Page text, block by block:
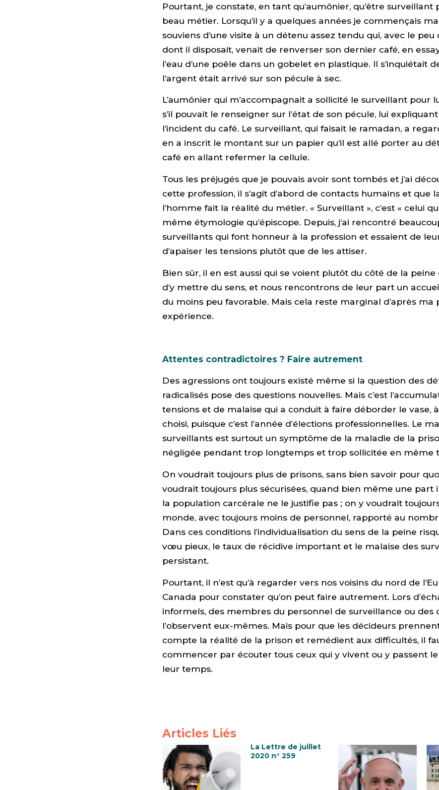
Pourtant, je constate, en tant qu’aumônier, qu’être surveillant
beau métier. Lorsqu’il y a quelques années je commençais
souviens d’une visite à un détenu assez tendu qui, avec le
dont il disposait, venait de renverser son dernier café, en
l’eau d’une poêle dans un gobelet en plastique. Il s’inquiétait
l’argent était arrivé sur son pécule à sec.
L’aumônier qui m’accompagnait a sollicité le surveillant pour
s’il pouvait le renseigner sur l’état de son pécule, lui
l’incident du café. Le surveillant, qui faisait le ramadan, a
en a inscrit le montant sur un papier qu’il est allé porter au
café en allant refermer la cellule.
Tous les préjugés que je pouvais avoir sont tombés et j’ai
cette profession, il s’agit d’abord de contacts humains et que
l’homme fait la réalité du métier. « Surveillant », c’est « celui
même étymologie qu’épiscope. Depuis, j’ai rencontré
surveillants qui font honneur à la profession et essaient de
d’apaiser les tensions plutôt que de les attiser.
Bien sûr, il en est aussi qui se voient plutôt du côté de la peine
d’y mettre du sens, et nous rencontrons de leur part un
du moins peu favorable. Mais cela reste marginal d’après ma
expérience.
Attentes contradictoires ? Faire autrement
Des agressions ont toujours existé même si la question des
radicalisés pose des questions nouvelles. Mais c’est
tensions et de malaise qui a conduit à faire déborder le vase,
choisi, puisque c’est l’année d’élections professionnelles. Le
surveillants est surtout un symptôme de la maladie de la
négligée pendant trop longtemps et trop sollicitée en même
On voudrait toujours plus de prisons, sans bien savoir pour
voudrait toujours plus sécurisées, quand bien même une part
la population carcérale ne le justifie pas ; on y voudrait
monde, avec toujours moins de personnel, rapporté au
Dans ces conditions l’individualisation du sens de la peine
vœu pieux, le taux de récidive important et le malaise des
persistant.
Pourtant, il n’est qu’à regarder vers nos voisins du nord de
Canada pour constater qu’on peut faire autrement. Lors
informels, des membres du personnel de surveillance ou des
l’observent eux-mêmes. Mais pour que les décideurs
compte la réalité de la prison et remédient aux difficultés, il
commencer par écouter tous ceux qui y vivent ou y passent
leur temps.
Articles Liés
La Lettre de juillet
2020 n° 259